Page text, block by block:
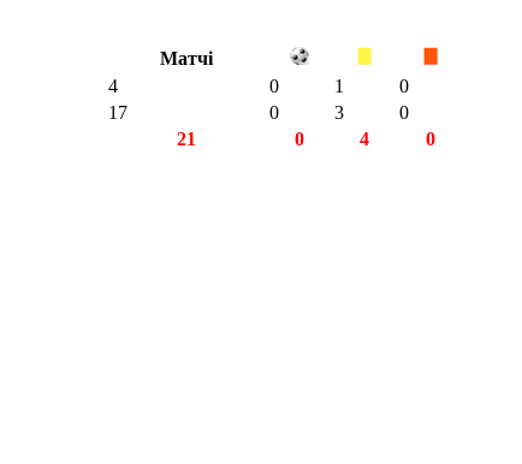
Матчі
4 0 1
0
17 0 3
0
21 0 4 0